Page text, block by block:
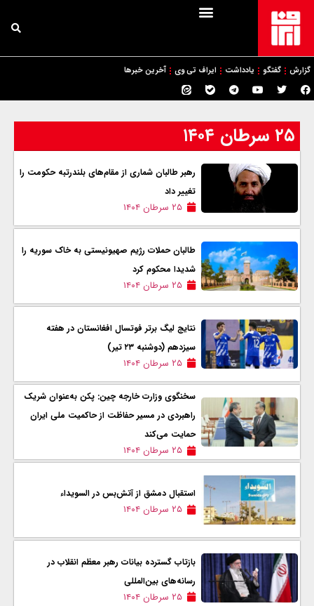
گزارش گفتگو یادداشت ایراف تی وی آخرین خبرها
۲۵ سرطان ۱۴۰۴
رهبر طالبان شماری از مقام‌های بلندرتبه حکومت را
تغییر داد
۲۵ سرطان ۱۴۰۴
طالبان حملات رژیم صهیونیستی به خاک سوریه را
شدیدا محکوم کرد
۲۵ سرطان ۱۴۰۴
نتایج لیگ برتر فوتسال افغانستان در هفته
سیزدهم (دوشنبه ۲۳ تیر)
۲۵ سرطان ۱۴۰۴
سخنگوی وزارت خارجه چین: پکن به‌عنوان شریک
راهبردی در مسیر حفاظت از حاکمیت ملی ایران
حمایت می‌کند
۲۵ سرطان ۱۴۰۴
استقبال دمشق از آتش‌بس در السویداء
۲۵ سرطان ۱۴۰۴
بازتاب گسترده بیانات رهبر معظم انقلاب در
رسانه‌های بین‌المللی
۲۵ سرطان ۱۴۰۴